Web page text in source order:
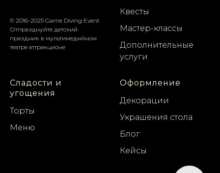
© 2016-2025 Game Diving Event
Отпразднуйте детский
праздник в мультимедийном
театре аттракционе
Квесты
Мастер-классы
Дополнительные
услуги
Сладости и
угощения
Торты
Меню
Оформление
Декорации
Украшения стола
Блог
Кейсы